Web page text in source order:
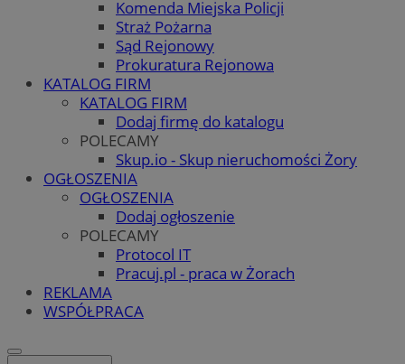
Komenda Miejska Policji
Straż Pożarna
Sąd Rejonowy
Prokuratura Rejonowa
KATALOG FIRM
KATALOG FIRM
Dodaj firmę do katalogu
POLECAMY
Skup.io - Skup nieruchomości Żory
OGŁOSZENIA
OGŁOSZENIA
Dodaj ogłoszenie
POLECAMY
Protocol IT
Pracuj.pl - praca w Żorach
REKLAMA
WSPÓŁPRACA